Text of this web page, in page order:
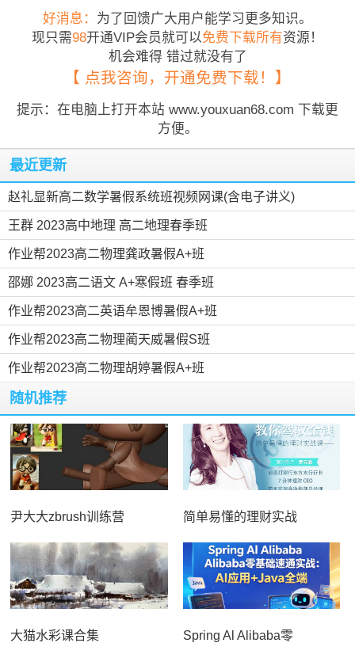
好消息： 为了回馈广大用户能学习更多知识。
现只需98开通VIP会员就可以免费下载所有资源！
机会难得 错过就没有了
【 点我咨询，开通免费下载！】
提示：在电脑上打开本站 www.youxuan68.com 下载更
方便。
最近更新
赵礼显新高二数学暑假系统班视频网课(含电子讲义)
王群 2023高中地理 高二地理春季班
作业帮2023高二物理龚政暑假A+班
邵娜 2023高二语文 A+寒假班 春季班
作业帮2023高二英语牟恩博暑假A+班
作业帮2023高二物理蔺天威暑假S班
作业帮2023高二物理胡婷暑假A+班
随机推荐
尹大大zbrush训练营 简单易懂的理财实战
大猫水彩课合集 Spring Al Alibaba零